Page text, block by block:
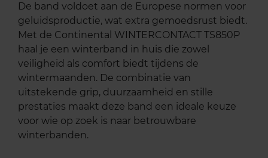
De band voldoet aan de Europese normen voor
geluidsproductie, wat extra gemoedsrust biedt.
Met de Continental WINTERCONTACT TS850P
haal je een winterband in huis die zowel
veiligheid als comfort biedt tijdens de
wintermaanden. De combinatie van
uitstekende grip, duurzaamheid en stille
prestaties maakt deze band een ideale keuze
voor wie op zoek is naar betrouwbare
winterbanden.